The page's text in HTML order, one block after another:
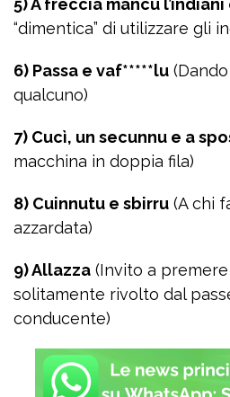
5) A freccia mancu l’indiani
“dimentica” di utilizzare gli
6) Passa e vaf*****lu
qualcuno)
7) Cucì, un secunnu e a
macchina in doppia fila)
8) Cuinnutu e sbirru (A chi
azzardata)
9) Allazza (Invito a premere
solitamente rivolto dal
conducente)